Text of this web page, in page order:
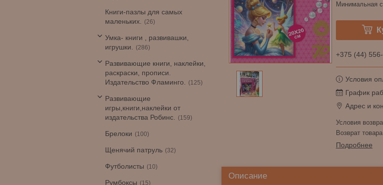
Минимальная
+375 (44)
Условия
График
Адрес и
возврат
Подробнее
Описание
Книги-пазлы для самых
маленьких.
26
Умка- книги , развивашки,
игрушки.
286
Развивающие книги, наклейки,
раскраски, прописи.
Издательство Фламинго.
125
Развивающие
игры,книги,наклейки от
издательства Робинс.
159
Брелоки 100
Щенячий патруль 32
Футболисты 10
Румбоксы 15